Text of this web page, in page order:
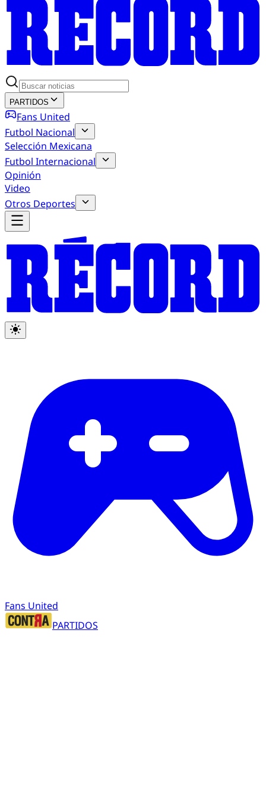
PARTIDOS
Fans United
Futbol Nacional
Selección Mexicana
Futbol Internacional
Opinión
Video
Otros Deportes
Fans United
PARTIDOS